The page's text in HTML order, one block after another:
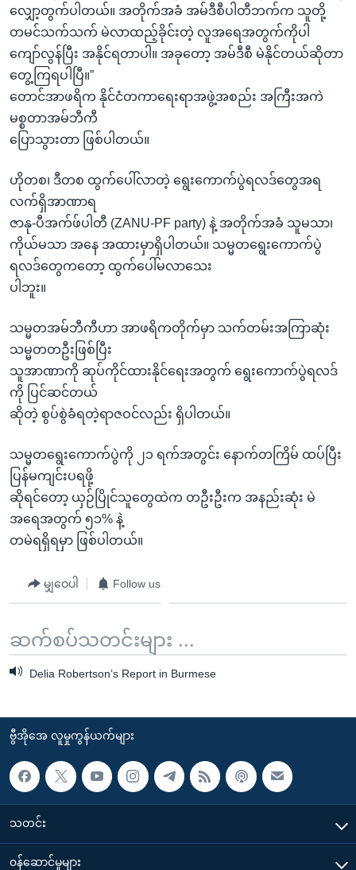
လျှော့တွက်ပါတယ်။ အတိုက်အခံ အမ်ဒီစီပါတီဘက်က သူတို့
တမင်သက်သက် မဲလာထည့်ခိုင်းတဲ့ လူအရေအတွက်ကိုပါ
ကျော်လွန်ပြီး အနိုင်ရတာပါ။ အခုတော့ အမ်ဒီစီ မဲနိုင်တယ်ဆိုတာ
တွေ့ကြရပါပြီ။”
တောင်အာဖရိက နိုင်ငံတကာရေးရာအဖွဲ့အစည်း အကြီးအကဲ
မစ္စတာအမ်ဘီကီ
ပြောသွားတာ ဖြစ်ပါတယ်။
ဟိုတစ၊ ဒီတစ ထွက်ပေါ်လာတဲ့ ရွေးကောက်ပွဲရလဒ်တွေအရ
လက်ရှိအာဏာရ
ဇာနု-ပီအက်ဖ်ပါတီ (ZANU-PF party) နဲ့ အတိုက်အခံ သူမသာ၊
ကိုယ်မသာ အနေ အထားမှာရှိပါတယ်။ သမ္မတရွေးကောက်ပွဲ
ရလဒ်တွေကတော့ ထွက်ပေါ်မလာသေး
ပါဘူး။
သမ္မတအမ်ဘီကီဟာ အာဖရိကတိုက်မှာ သက်တမ်းအကြာဆုံး
သမ္မတတဦးဖြစ်ပြီး
သူအာဏာကို ဆုပ်ကိုင်ထားနိုင်ရေးအတွက် ရွေးကောက်ပွဲရလဒ်
ကို ပြင်ဆင်တယ်
ဆိုတဲ့ စွပ်စွဲခံရတဲ့ရာဇဝင်လည်း ရှိပါတယ်။
သမ္မတရွေးကောက်ပွဲကို ၂၁ ရက်အတွင်း နောက်တကြိမ် ထပ်ပြီး
ပြန်မကျင်းပရဖို့
ဆိုရင်တော့ ယှဉ်ပြိုင်သူတွေထဲက တဦးဦးက အနည်းဆုံး မဲ
အရေအတွက် ၅၁% နဲ့
တမဲရရှိရမှာ ဖြစ်ပါတယ်။
မျှဝေပါ Follow us
ဆက်စပ်သတင်းများ ...
Delia Robertson’s Report in Burmese
ဗွီအိုအေ လူမှုကွန်ယက်များ
သတင်း
၀န်ဆောင်မှုများ